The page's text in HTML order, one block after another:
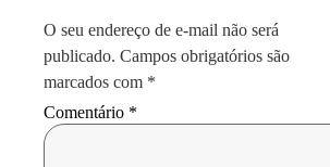
O seu endereço de e-mail não será
publicado. Campos obrigatórios são
marcados com *
Comentário *